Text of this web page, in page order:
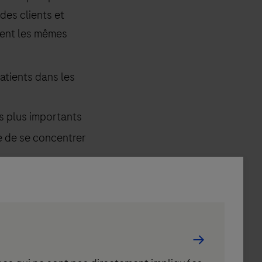
clients et
les mêmes
dans les
plus importants
de se concentrer
constante